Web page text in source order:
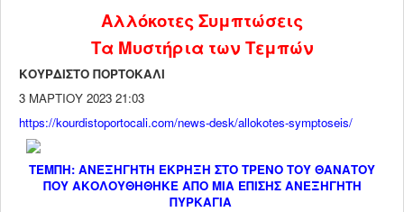
ΠΟΛΙΤΙΚΕΣ ΔΟΛΟΦΟΝΙΕΣ
ΠΟΛΙΤΙΚΉ - ΕΥΡΏΠΗ
ΚΟΜΜΟΥΝΙΣΜΟΣ
ΤΡΟΜΟΚΡΑΤΙΑ
ΚΟΙΝΩΝΙΚΑ ΘΕΜΑΤΑ
Αλλόκοτες Συμπτώσεις
Τα Μυστήρια των Τεμπών
ΚΟΥΡΔΙΣΤΟ ΠΟΡΤΟΚΑΛΙ
3 ΜΑΡΤΙΟΥ 2023 21:03
https://kourdistoportocali.com/news-desk/allokotes-symptoseis/
ΤΕΜΠΗ: ΑΝΕΞΗΓΗΤΗ ΕΚΡΗΞΗ ΣΤΟ ΤΡΕΝΟ ΤΟΥ ΘΑΝΑΤΟΥ
ΠΟΥ ΑΚΟΛΟΥΘΗΘΗΚΕ ΑΠΟ MIA ΕΠΙΣΗΣ ΑΝΕΞΗΓΗΤΗ
ΠΥΡΚΑΓΙΑ